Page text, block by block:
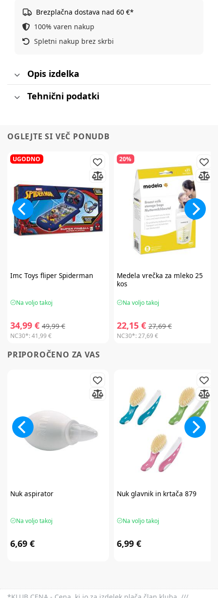
Brezplačna dostava nad 60 €*
100% varen nakup
Spletni nakup brez skrbi
Opis izdelka
Tehnični podatki
OGLEJTE SI VEČ PONUDB
UGODNO
Imc Toys fliper Spiderman
Na voljo takoj
34,99 € 49,99 €
NC30*:41,99 €
20%
Medela vrečka za mleko 25
kos
Na voljo takoj
22,15 € 27,69 €
NC30*:27,69 €
PRIPOROČENO ZA VAS
Nukaspirator
Na voljo takoj
6,69 €
Nukglavnik in krtača 879
Na voljo takoj
6,99 €